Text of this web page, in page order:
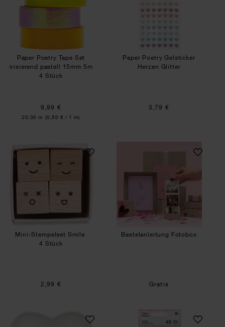
Paper Poetry Tape Set
irisierend pastell 15mm 5m
4 Stück
9,99 €
Inhalt:
20,00 m (0,50 € / 1 m)
Paper Poetry Gelsticker
Herzen Glitter
3,79 €
Mini-Stempelset Smile
Mini-Stempelset Smile
4 Stück
2,99 €
Bastelanleitung
Bastelanleitung Fotobox
Gratis
Porzellanteller Herz weiß 10cm Paper Poetry